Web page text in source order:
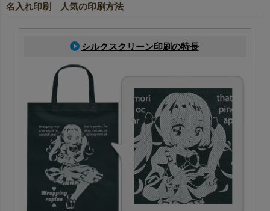
名入れ印刷 人気の印刷方法
シルクスクリーン印刷の特長